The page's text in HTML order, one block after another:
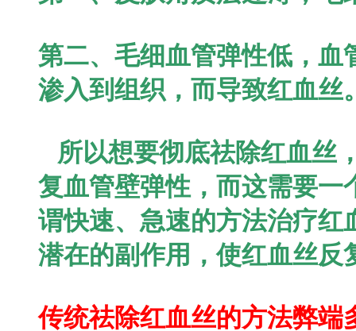
第二、毛细血管弹性低，血
渗入到组织，而导致红血丝
所以想要彻底祛除红血丝
复血管壁弹性，而这需要一
谓快速、急速的方法治疗红
潜在的副作用，使红血丝反
传统祛除红血丝的方法弊端